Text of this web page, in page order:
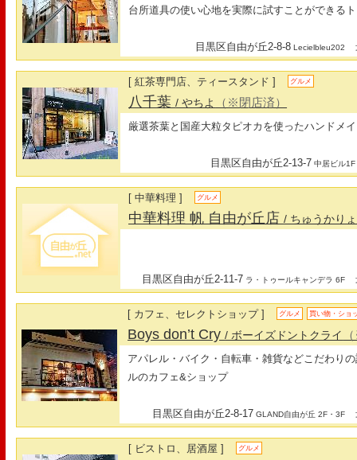
台所道具の使い心地を実際に試すことができる
目黒区自由が丘2-8-8 Lecielbleu202
[ 紅茶専門店、ティースタンド ] グルメ
八千葉/ やちよ （※閉店済）
厳選茶葉と国産大粒タピオカを使ったハンドメ
目黒区自由が丘2-13-7 中居ビル1F
[ 中華料理 ] グルメ
中華料理 帆 自由が丘店/ ちゅうかり
目黒区自由が丘2-11-7 ラ・トゥールキャンデラ 6F
[ カフェ、セレクトショップ ] グルメ 買い物・ショ
Boys don’t Cry/ ボーイズドントクライ
アパレル・バイク・自転車・雑貨などこだわり
ルのカフェ&ショップ
目黒区自由が丘2-8-17 GLAND自由が丘 2F・3F
[ ビストロ、居酒屋 ] グルメ